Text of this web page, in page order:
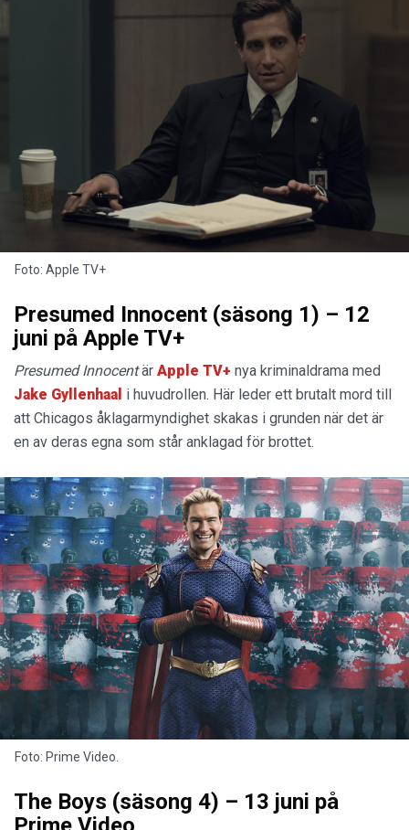
Foto: Apple TV+
Presumed Innocent (säsong 1) – 12
juni på Apple TV+
Presumed Innocentär Apple TV+ nya kriminaldrama med
Jake Gyllenhaal i huvudrollen. Här leder ett brutalt mord till
att Chicagos åklagarmyndighet skakas i grunden när det är
en av deras egna som står anklagad för brottet.
Foto: Prime Video.
The Boys (säsong 4) – 13 juni på